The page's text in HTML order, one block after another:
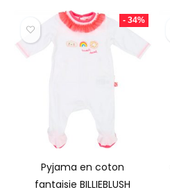
- 34%
Pyjama en coton
fantaisie BILLIEBLUSH